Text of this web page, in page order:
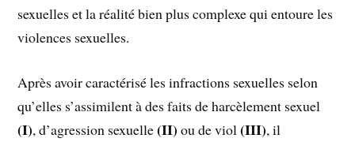
sexuelles et la réalité bien plus complexe qui entoure les
violences sexuelles.
Après avoir caractérisé les infractions sexuelles selon
qu’elles s’assimilent à des faits de harcèlement sexuel
(I), d’agression sexuelle(II)ou de viol(III), il